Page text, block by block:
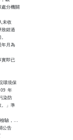
處分機關
未收
致錯過
年月為
實即已
環境保
年
染防
。」準
檢驗，…
公告